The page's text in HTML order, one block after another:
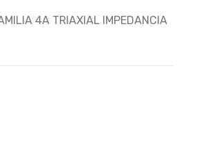
4A TRIAXIAL IMPEDANCIA